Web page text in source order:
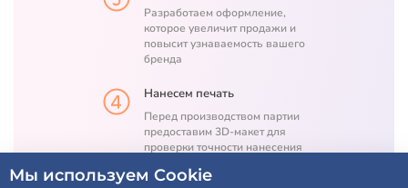
Разработаем оформление,
которое увеличит продажи и
повысит узнаваемость вашего
бренда
Нанесем печать
Перед производством партии
предоставим 3D-макет для
проверки точности нанесения
Мы используем Cookie